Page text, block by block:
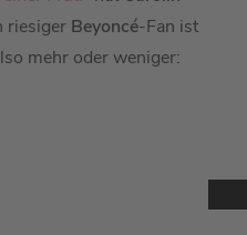
riesiger Beyoncé-Fan ist
mehr oder weniger: